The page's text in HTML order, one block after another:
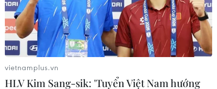
TIN LIÊN QUAN
vietnamplus.vn
HLV Kim Sang-sik: 'Tuyển Việt Nam hướng